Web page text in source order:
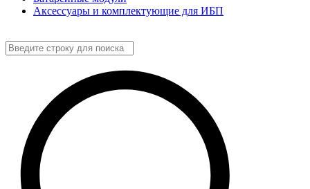
Аксессуары и комплектующие для ИБП